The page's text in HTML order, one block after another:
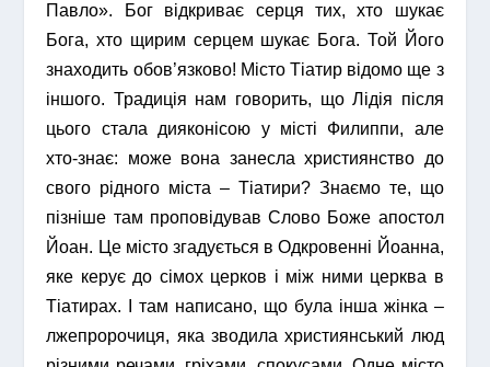
Павло». Бог відкриває серця тих, хто шукає
Бога, хто щирим серцем шукає Бога. Той Його
знаходить обов’язково! Місто Тіатир відомо ще з
іншого. Традиція нам говорить, що Лідія після
цього стала дияконісою у місті Филиппи, але
хто-знає: може вона занесла християнство до
свого рідного міста – Тіатири? Знаємо те, що
пізніше там проповідував Слово Боже апостол
Йоан. Це місто згадується в Одкровенні Йоанна,
яке керує до сімох церков і між ними церква в
Тіатирах. І там написано, що була інша жінка –
лжепророчиця, яка зводила християнський люд